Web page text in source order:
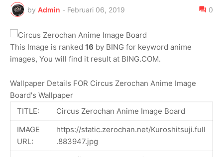
by Admin - Februari 06, 2019 0
This Image is ranked 16 by BING for keyword anime
images, You will find it result at BING.COM.
Wallpaper Details FOR Circus Zerochan Anime Image
Board's Wallpaper
TITLE:
Circus Zerochan Anime Image Board
IMAGE
URL:
https://static.zerochan.net/Kuroshitsuji.full
.883947.jpg